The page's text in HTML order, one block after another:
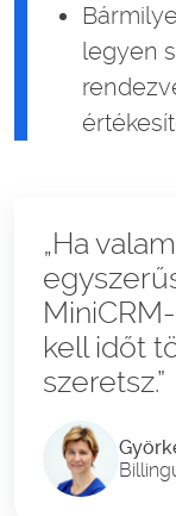
legyen
„Ha
kell időt
szeretsz.”